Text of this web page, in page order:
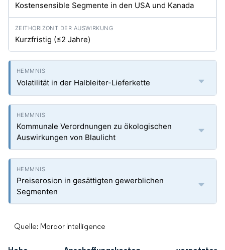
Kostensensible Segmente in den USA und Kanada
Kurzfristig (≤2 Jahre)
Volatilität in der Halbleiter-Lieferkette
Kommunale Verordnungen zu ökologischen
Auswirkungen von Blaulicht
Preiserosion in gesättigten gewerblichen
Segmenten
Quelle: Mordor Intelligence